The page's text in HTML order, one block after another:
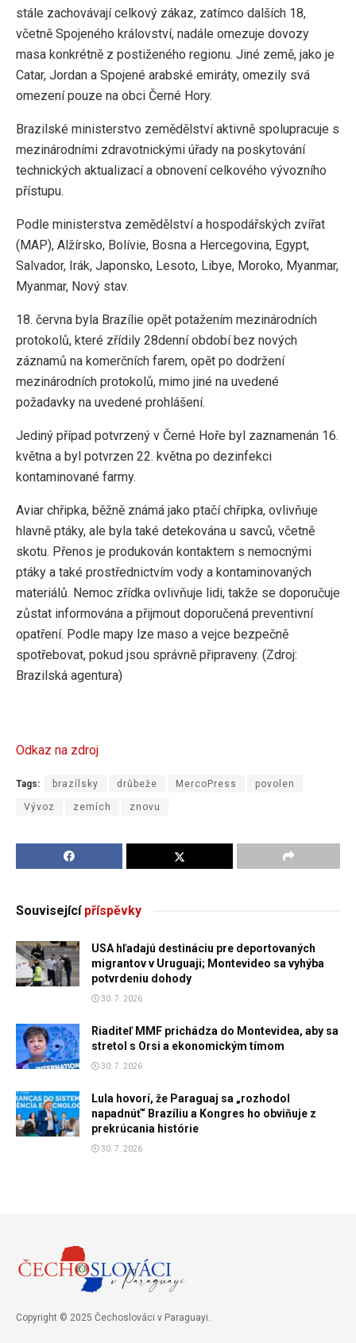
stále zachovávají celkový zákaz, zatímco dalších 18,
včetně Spojeného království, nadále omezuje dovozy
masa konkrétně z postiženého regionu. Jiné země, jako je
Catar, Jordan a Spojené arabské emiráty, omezily svá
omezení pouze na obci Černé Hory.
Brazilské ministerstvo zemědělství aktivně spolupracuje s
mezinárodními zdravotnickými úřady na poskytování
technických aktualizací a obnovení celkového vývozního
přístupu.
Podle ministerstva zemědělství a hospodářských zvířat
(MAP), Alžírsko, Bolívie, Bosna a Hercegovina, Egypt,
Salvador, Irák, Japonsko, Lesoto, Libye, Moroko, Myanmar,
Myanmar, Nový stav.
18. června byla Brazílie opět potažením mezinárodních
protokolů, které zřídily 28denní období bez nových
záznamů na komerčních farem, opět po dodržení
mezinárodních protokolů, mimo jiné na uvedené
požadavky na uvedené prohlášení.
Jediný případ potvrzený v Černé Hoře byl zaznamenán 16.
května a byl potvrzen 22. května po dezinfekci
kontaminované farmy.
Aviar chřipka, běžně známá jako ptačí chřipka, ovlivňuje
hlavně ptáky, ale byla také detekována u savců, včetně
skotu. Přenos je produkován kontaktem s nemocnými
ptáky a také prostřednictvím vody a kontaminovaných
materiálů. Nemoc zřídka ovlivňuje lidi, takže se doporučuje
zůstat informována a přijmout doporučená preventivní
opatření. Podle mapy lze maso a vejce bezpečně
spotřebovat, pokud jsou správně připraveny. (Zdroj:
Brazilská agentura)
Odkaz na zdroj
Tags: brazílsky drůbeže MercoPress povolen
Vývoz zemích znovu
Souvisejícípříspěvky
USA hľadajú destináciu pre deportovaných
migrantov v Uruguaji; Montevideo sa vyhýba
potvrdeniu dohody
30. 7. 2026
Riaditeľ MMF prichádza do Montevidea, aby sa
stretol s Orsi a ekonomickým tímom
30. 7. 2026
Lula hovorí, že Paraguaj sa „rozhodol
napadnúť“ Brazíliu a Kongres ho obviňuje z
prekrúcania histórie
30. 7. 2026
Copyright © 2025 Čechoslováci v Paraguayi.